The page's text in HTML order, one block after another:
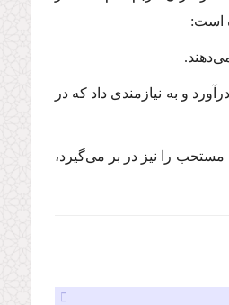
است:
و به نیازمندی داد كه در
را نیز در بر می‌گیرد،